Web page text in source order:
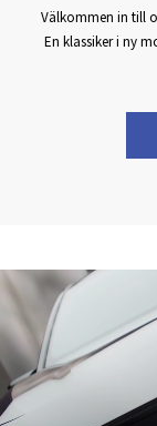
Välkommen in till
En klassiker i ny